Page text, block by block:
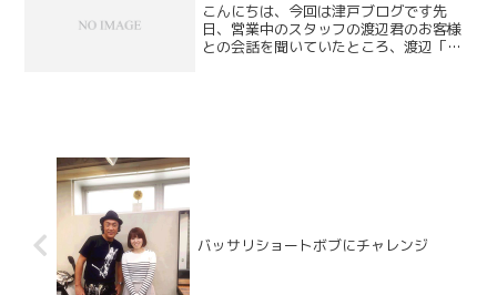
こんにちは、今回は津戸ブログです先
日、営業中のスタッフの渡辺君のお客様
との会話を聞いていたところ、渡辺「今
バッサリショートボブにチャレンジ